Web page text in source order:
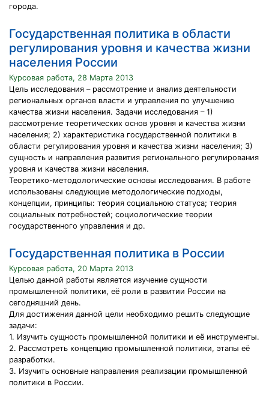
города.
Государственная политика в области
регулирования уровня и качества жизни
населения России
Курсовая работа, 28 Марта 2013
Цель исследования – рассмотрение и анализ деятельности
региональных органов власти и управления по улучшению
качества жизни населения. Задачи исследования – 1)
рассмотрение теоретических основ уровня и качества жизни
населения; 2) характеристика государственной политики в
области регулирования уровня и качества жизни населения; 3)
сущность и направления развития регионального регулирования
уровня и качества жизни населения.
Теоретико-методологические основы исследования. В работе
использованы следующие методологические подходы,
концепции, принципы: теория социальною статуса; теория
социальных потребностей; социологические теории
государственного управления и др.
Государственная политика в России
Курсовая работа, 20 Марта 2013
Целью данной работы является изучение сущности
промышленной политики, её роли в развитии России на
сегодняшний день.
Для достижения данной цели необходимо решить следующие
задачи:
1. Изучить сущность промышленной политики и её инструменты.
2. Рассмотреть концепцию промышленной политики, этапы её
разработки.
3. Изучить основные направления реализации промышленной
политики в России.